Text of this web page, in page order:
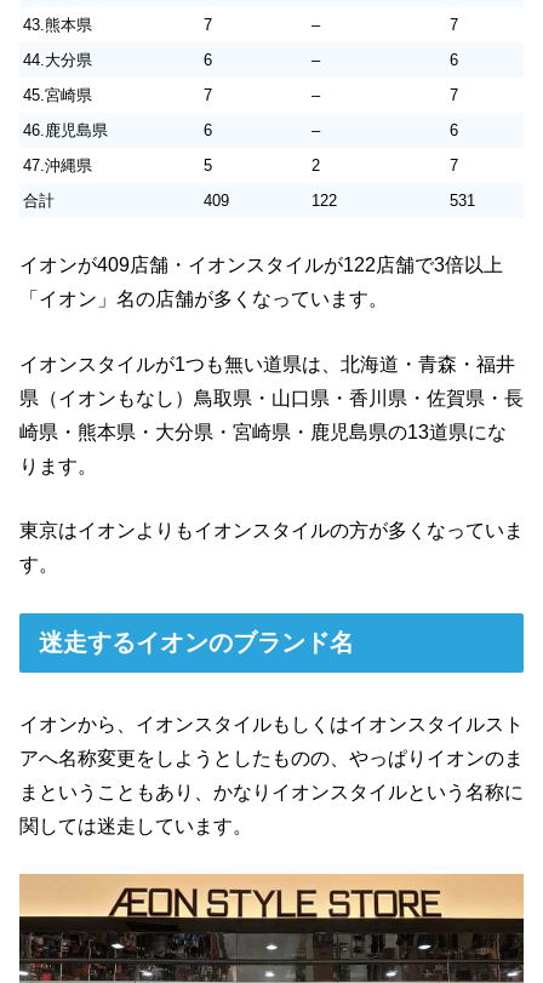
43.熊本県
7 –
7
44.大分県
6 –
6
45.宮崎県
7 –
7
46.鹿児島県
6 –
6
47.沖縄県
5 2
7
合計
409 122 531
イオンが409店舗・イオンスタイルが122店舗で3倍以上
「イオン」名の店舗が多くなっています。
イオンスタイルが1つも無い道県は、北海道・青森・福井
県（イオンもなし）鳥取県・山口県・香川県・佐賀県・長
崎県・熊本県・大分県・宮崎県・鹿児島県の13道県にな
ります。
東京はイオンよりもイオンスタイルの方が多くなっていま
す。
迷走するイオンのブランド名
イオンから、イオンスタイルもしくはイオンスタイルスト
アへ名称変更をしようとしたものの、やっぱりイオンのま
まということもあり、かなりイオンスタイルという名称に
関しては迷走しています。